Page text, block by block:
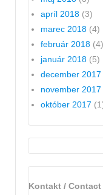
apríl 2018 (3)
marec 2018 (4)
február 2018 (4)
január 2018 (5)
december 2017
november 2017
október 2017
Kontakt / Contact